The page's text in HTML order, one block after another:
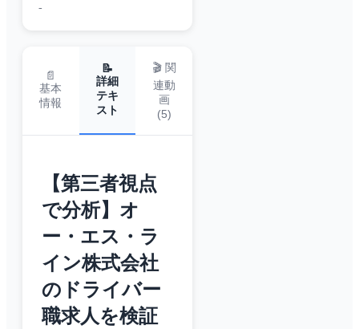
-
📄
基本
情報
📝
詳細
テキ
スト
🎬 関
連動
画
(5)
【第三者視点
で分析】オ
ー・エス・ラ
イン株式会社
のドライバー
職求人を検証